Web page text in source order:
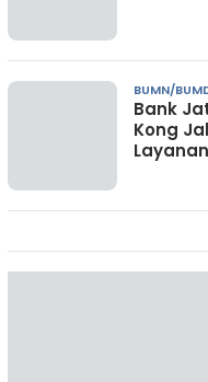
BUMN/
Bank
Kong